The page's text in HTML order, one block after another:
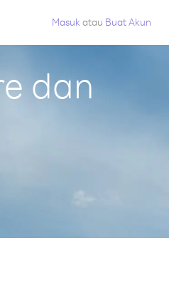
Masuk atau Buat Akun
dan